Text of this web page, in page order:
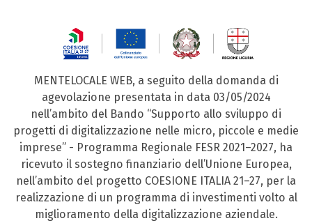
MENTELOCALE WEB, a seguito della domanda di
agevolazione presentata in data 03/05/2024
nell’ambito del Bando “Supporto allo sviluppo di
progetti di digitalizzazione nelle micro, piccole e medie
imprese” - Programma Regionale FESR 2021–2027, ha
ricevuto il sostegno finanziario dell’Unione Europea,
nell’ambito del progetto COESIONE ITALIA 21–27, per la
realizzazione di un programma di investimenti volto al
miglioramento della digitalizzazione aziendale.